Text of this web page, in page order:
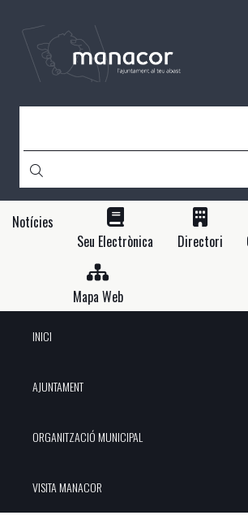
Notícies
Seu Electrònica
Directori
Mapa Web
INICI
AJUNTAMENT
ORGANITZACIÓ MUNICIPAL
VISITA MANACOR